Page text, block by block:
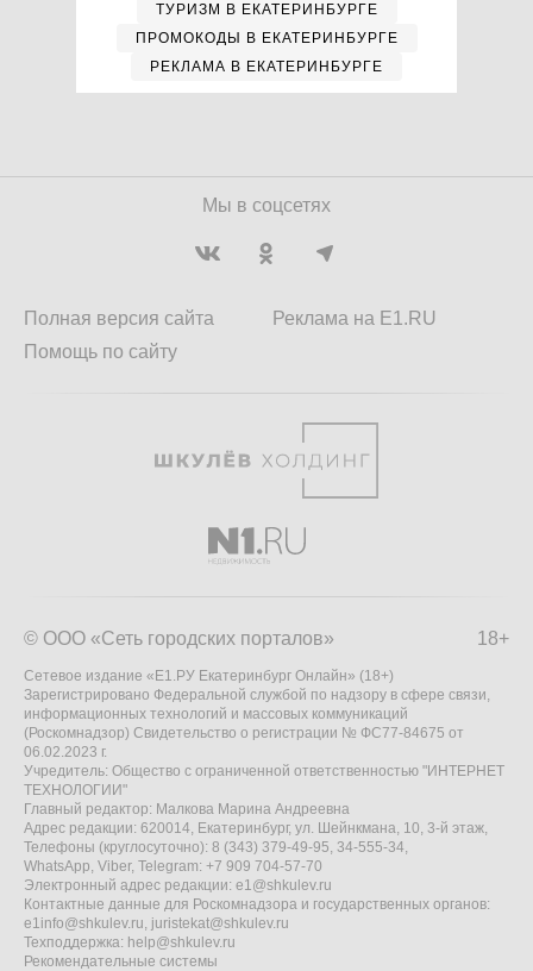
ТУРИЗМ В ЕКАТЕРИНБУРГЕ
ПРОМОКОДЫ В ЕКАТЕРИНБУРГЕ
РЕКЛАМА В ЕКАТЕРИНБУРГЕ
Мы в соцсетях
Полная версия сайта
Помощь по сайту
Реклама на E1.RU
18+
© ООО «Сеть городских порталов»
Сетевое издание «Е1.РУ Екатеринбург Онлайн» (18+)
Зарегистрировано Федеральной службой по надзору в сфере связи,
информационных технологий и массовых коммуникаций
(Роскомнадзор) Свидетельство о регистрации № ФС77-84675 от
06.02.2023 г.
Учредитель: Общество с ограниченной ответственностью "ИНТЕРНЕТ
ТЕХНОЛОГИИ"
Главный редактор: Малкова Марина Андреевна
Адрес редакции: 620014, Екатеринбург, ул. Шейнкмана, 10, 3-й этаж,
Телефоны (круглосуточно): 8 (343) 379-49-95, 34-555-34,
WhatsApp, Viber, Telegram: +7 909 704-57-70
Электронный адрес редакции: e1@shkulev.ru
Контактные данные для Роскомнадзора и государственных органов:
e1info@shkulev.ru, juristekat@shkulev.ru
Техподдержка: help@shkulev.ru
Рекомендательные системы